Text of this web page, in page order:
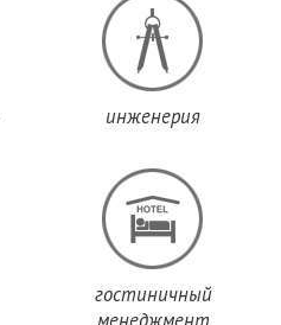
инженерия
гостиничный